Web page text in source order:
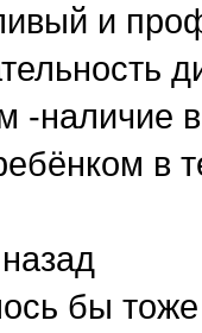
и
-наличие
бы